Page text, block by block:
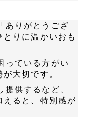
ありがとうござ
りに温かいおも
っている方がい
大切です。
供するなど、
ると、特別感が